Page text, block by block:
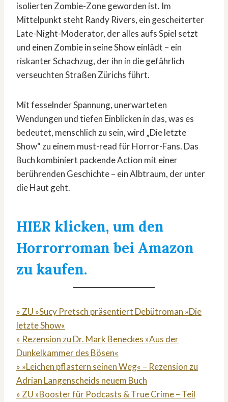
isolierten Zombie-Zone geworden ist. Im
Mittelpunkt steht Randy Rivers, ein gescheiterter
Late-Night-Moderator, der alles aufs Spiel setzt
und einen Zombie in seine Show einlädt – ein
riskanter Schachzug, der ihn in die gefährlich
verseuchten Straßen Zürichs führt.
Mit fesselnder Spannung, unerwarteten
Wendungen und tiefen Einblicken in das, was es
bedeutet, menschlich zu sein, wird „Die letzte
Show“ zu einem must-read für Horror-Fans. Das
Buch kombiniert packende Action mit einer
berührenden Geschichte – ein Albtraum, der unter
die Haut geht.
HIER klicken, um den
Horrorroman bei Amazon
zu kaufen.
» ZU »Sucy Pretsch präsentiert Debütroman »Die
letzte Show«
» Rezension zu Dr. Mark Beneckes »Aus der
Dunkelkammer des Bösen«
» »Leichen pflastern seinen Weg« – Rezension zu
Adrian Langenscheids neuem Buch
» ZU »Booster für Podcasts & True Crime – Teil